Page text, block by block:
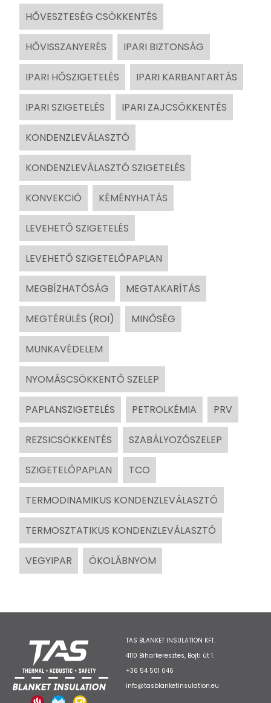
HŐVESZTESÉG CSÖKKENTÉS
HŐVISSZANYERÉS IPARI BIZTONSÁG
IPARI HŐSZIGETELÉS IPARI KARBANTARTÁS
IPARI SZIGETELÉS IPARI ZAJCSÖKKENTÉS
KONDENZLEVÁLASZTÓ
KONDENZLEVÁLASZTÓ SZIGETELÉS
KONVEKCIÓ KÉMÉNYHATÁS
LEVEHETŐ SZIGETELÉS
LEVEHETŐ SZIGETELŐPAPLAN
MEGBÍZHATÓSÁG MEGTAKARÍTÁS
MEGTÉRÜLÉS (ROI) MINŐSÉG
MUNKAVÉDELEM
NYOMÁSCSÖKKENTŐ SZELEP
PAPLANSZIGETELÉS PETROLKÉMIA PRV
REZSICSÖKKENTÉS SZABÁLYOZÓSZELEP
SZIGETELŐPAPLAN TCO
TERMODINAMIKUS KONDENZLEVÁLASZTÓ
TERMOSZTATIKUS KONDENZLEVÁLASZTÓ
VEGYIPAR ÖKOLÁBNYOM
TAS BLANKET INSULATION KFT.
4110 Biharkeresztes, Bojti út 1.
+36 54 501 046
info@tasblanketinsulation.eu